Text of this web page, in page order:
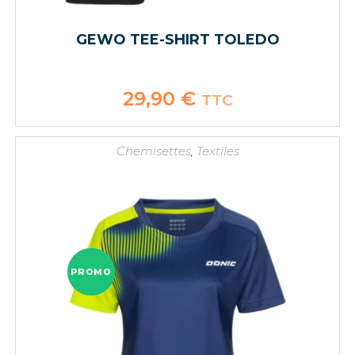
GEWO TEE-SHIRT TOLEDO
29,90 € TTC
Chemisettes, Textiles
PROMO